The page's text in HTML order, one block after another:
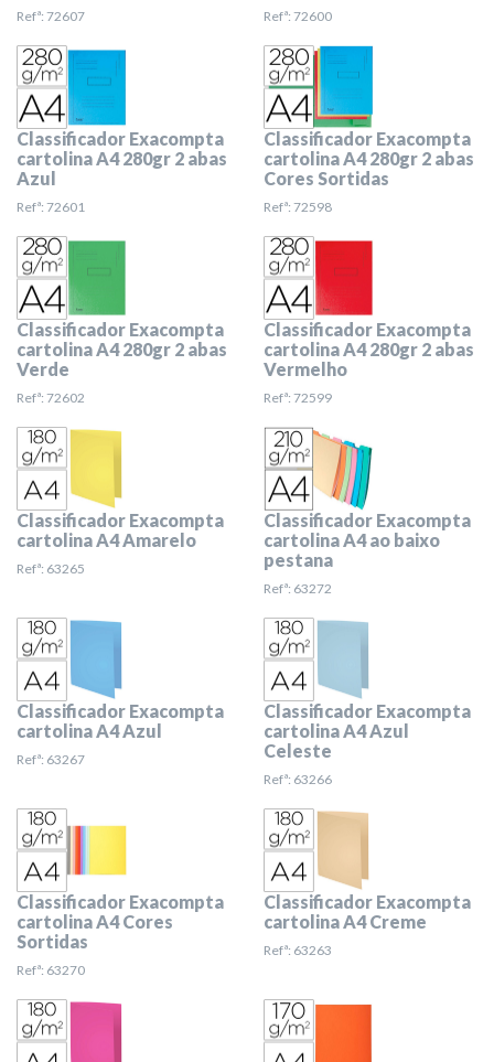
Refª: 72607 Refª: 72600
Classificador Exacompta
cartolina A4 280gr 2 abas
Azul
Refª: 72601
Classificador Exacompta
cartolina A4 280gr 2 abas
Cores Sortidas
Refª: 72598
Classificador Exacompta
cartolina A4 280gr 2 abas
Verde
Refª: 72602
Classificador Exacompta
cartolina A4 280gr 2 abas
Vermelho
Refª: 72599
Classificador Exacompta
cartolina A4 Amarelo
Refª: 63265
Classificador Exacompta
cartolina A4 ao baixo
pestana
Refª: 63272
Classificador Exacompta
cartolina A4 Azul
Refª: 63267
Classificador Exacompta
cartolina A4 Azul
Celeste
Refª: 63266
Classificador Exacompta
cartolina A4 Cores
Sortidas
Refª: 63270
Classificador Exacompta
cartolina A4 Creme
Refª: 63263